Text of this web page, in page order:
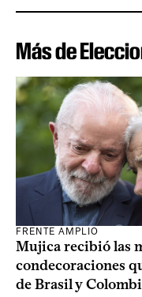
Más de
FRENTE AMPLIO
Mujica recibió las
condecoraciones
de Brasil y